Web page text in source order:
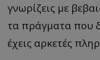
γνωρίζεις με
τα πράγματα που
έχεις αρκετές